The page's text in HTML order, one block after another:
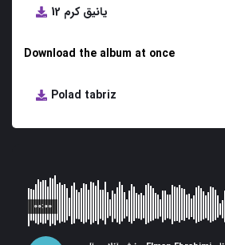
12 یانیق کرم
Download the album at once
Polad tabriz
00:00